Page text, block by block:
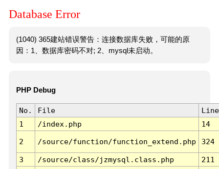
Database Error
(1040) 365建站错误警告：连接数据库失败，可能的原
因：1、数据库密码不对; 2、mysql未启动。
PHP Debug
No. File
Line
1
/index.php 14
2 /source/function/function_extend.php 324
3 /source/class/jzmysql.class.php
211